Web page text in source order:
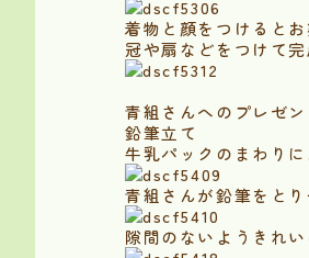
着物と顔をつけると
冠や扇などをつけて完
青組さんへのプレゼン
鉛筆立て
牛乳パックのまわり
青組さんが鉛筆をと
隙間のないようきれい